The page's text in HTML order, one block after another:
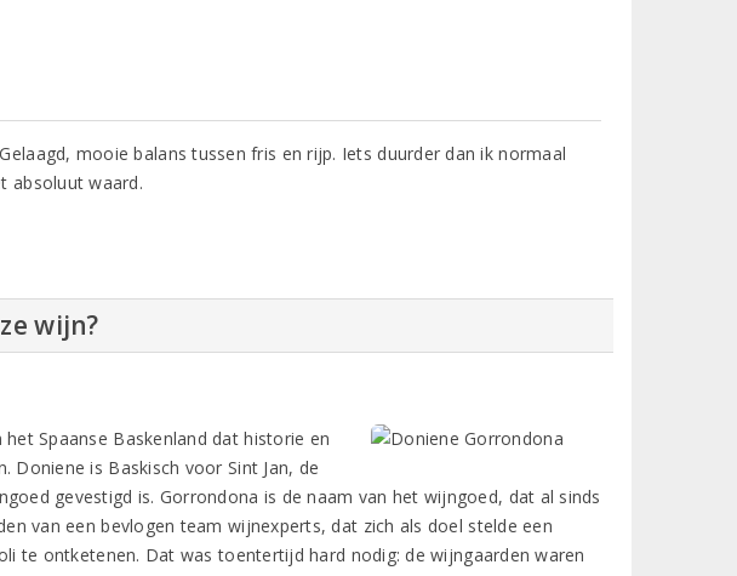
mooie balans tussen fris en rijp. Iets duurder dan ik normaal
absoluut waard.
wijn?
Spaanse Baskenland dat historie en
Doniene is Baskisch voor Sint Jan, de
gevestigd is. Gorrondona is de naam van het wijngoed, dat al sinds
van een bevlogen team wijnexperts, dat zich als doel stelde een
te ontketenen. Dat was toentertijd hard nodig: de wijngaarden waren